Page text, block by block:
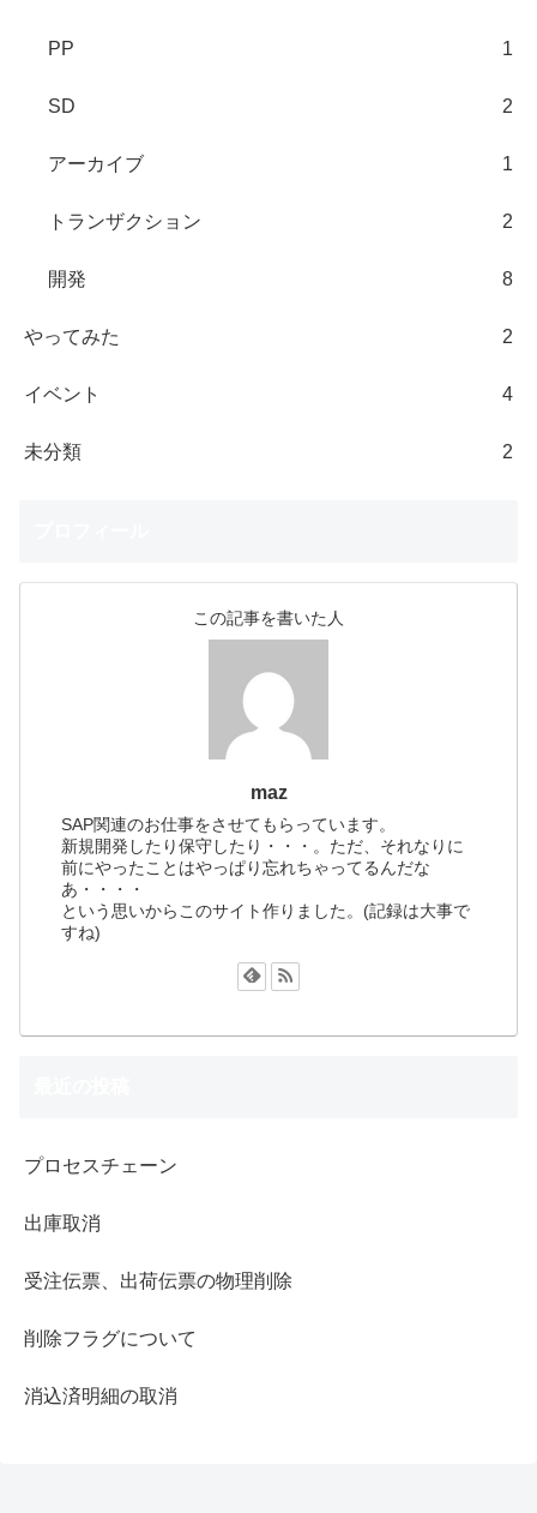
PP 1
SD 2
アーカイブ 1
トランザクション 2
開発 8
やってみた 2
イベント 4
未分類 2
この記事を書いた人
maz
SAP関連のお仕事をさせてもらっています。
新規開発したり保守したり・・・。ただ、それなりに
前にやったことはやっぱり忘れちゃってるんだな
あ・・・・
という思いからこのサイト作りました。(記録は大事で
すね)
プロセスチェーン
出庫取消
受注伝票、出荷伝票の物理削除
削除フラグについて
消込済明細の取消